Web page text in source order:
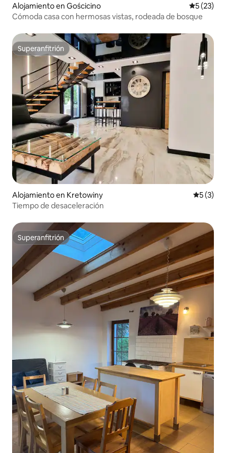
Alojamiento en Gościcino
5 (23)
Cómoda casa con hermosas vistas, rodeada de bosque
Superanfitrión
Superanfitrión
Alojamiento en Kretowiny
5 (3)
Tiempo de desaceleración
Superanfitrión
Superanfitrión